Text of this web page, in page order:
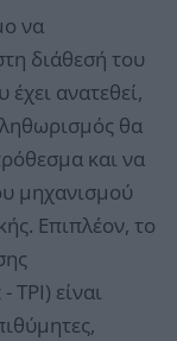
να
διάθεσή του
ανατεθεί,
θα
και να
μηχανισμού
Επιπλέον, το
είναι